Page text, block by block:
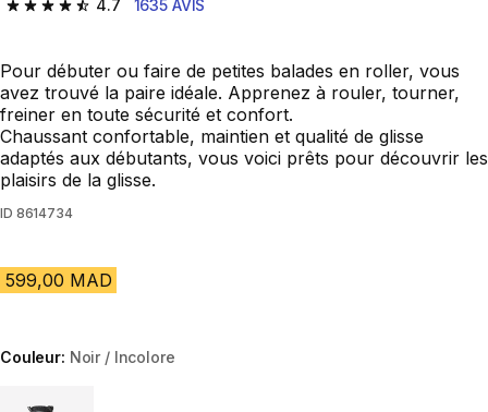
4.7
4.7 out of 5 stars from 1635 reviews
1635 AVIS
Pour débuter ou faire de petites balades en roller, vous
avez trouvé la paire idéale. Apprenez à rouler, tourner,
freiner en toute sécurité et confort.
Chaussant confortable, maintien et qualité de glisse
adaptés aux débutants, vous voici prêts pour découvrir les
plaisirs de la glisse.
ID 8614734
599,00 MAD
Couleur: Noir / Incolore